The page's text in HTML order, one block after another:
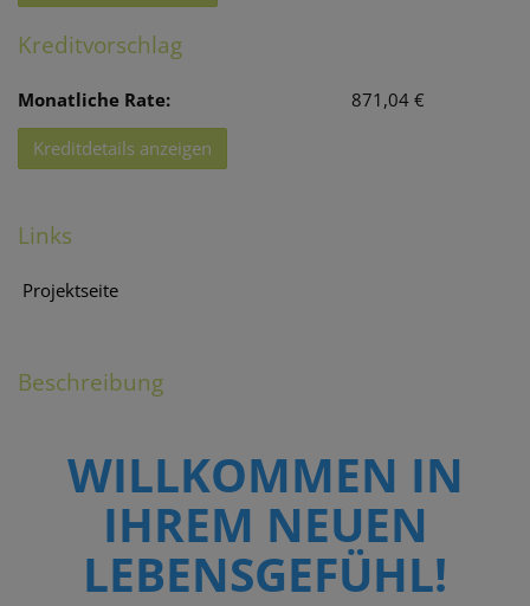
Kreditvorschlag
Monatliche Rate: 871,04 €
Kreditdetails anzeigen
Links
Projektseite
Beschreibung
WILLKOMMEN IN
IHREM NEUEN
LEBENSGEFÜHL!